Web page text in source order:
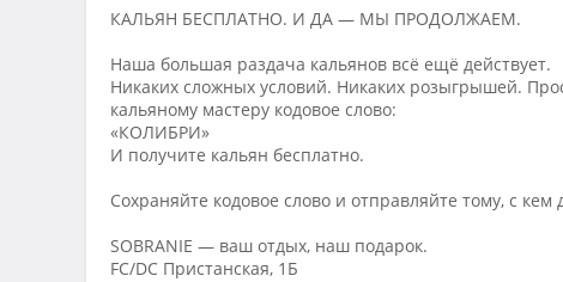
КАЛЬЯН БЕСПЛАТНО. И ДА — МЫ ПРОДОЛЖАЕМ.
Наша большая раздача кальянов всё ещё действует.
Никаких сложных условий. Никаких розыгрышей.
кальяному мастеру кодовое слово:
«КОЛИБРИ»
И получите кальян бесплатно.
Сохраняйте кодовое слово и отправляйте тому, с кем
SOBRANIE — ваш отдых, наш подарок.
FC/DC Пристанская, 1Б